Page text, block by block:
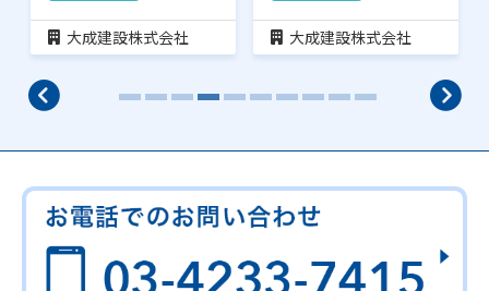
大成建設株式会社 大成建設株式会社